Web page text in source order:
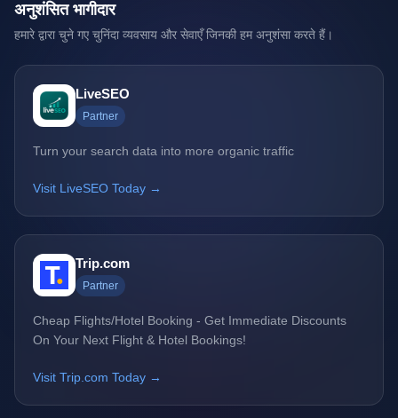
अनुशंसित भागीदार
हमारे द्वारा चुने गए चुनिंदा व्यवसाय और सेवाएँ जिनकी हम अनुशंसा करते हैं।
LiveSEO
Partner
Turn your search data into more organic traffic
Visit LiveSEO Today →
Trip.com
Partner
Cheap Flights/Hotel Booking - Get Immediate Discounts
On Your Next Flight & Hotel Bookings!
Visit Trip.com Today →